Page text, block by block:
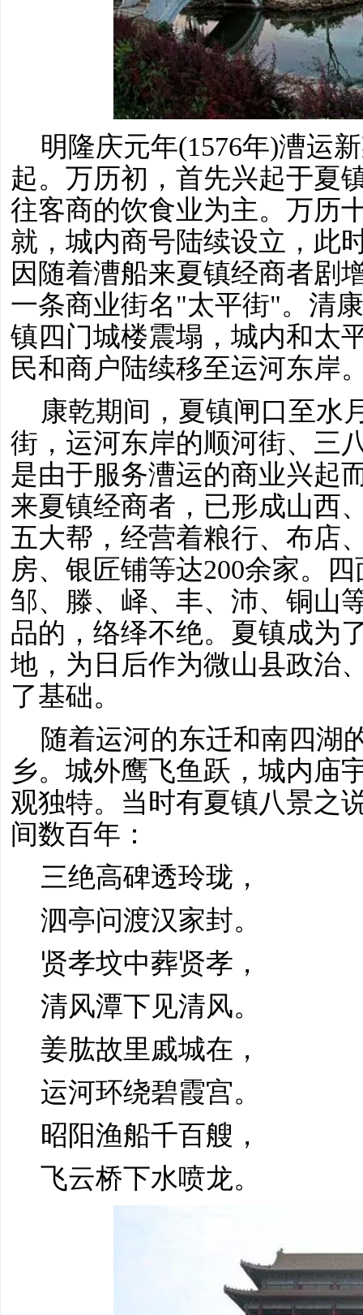
明隆庆元年(1576年)漕运
起。万历初，首先兴起于夏
往客商的饮食业为主。万历
就，城内商号陆续设立，此
因随着漕船来夏镇经商者剧
一条商业街名"太平街"。清
镇四门城楼震塌，城内和太
民和商户陆续移至运河东岸
康乾期间，夏镇闸口至水
街，运河东岸的顺河街、三
是由于服务漕运的商业兴起
来夏镇经商者，已形成山西
五大帮，经营着粮行、布店
房、银匠铺等达200余家。
邹、滕、峄、丰、沛、铜山
品的，络绎不绝。夏镇成为
地，为日后作为微山县政治
了基础。
随着运河的东迁和南四湖
乡。城外鹰飞鱼跃，城内庙
观独特。当时有夏镇八景之
间数百年：
三绝高碑透玲珑，
泗亭问渡汉家封。
贤孝坟中葬贤孝，
清风潭下见清风。
姜肱故里戚城在，
运河环绕碧霞宫。
昭阳渔船千百艘，
飞云桥下水喷龙。